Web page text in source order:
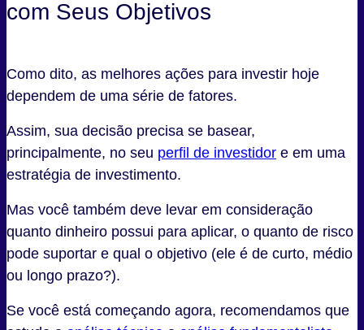
com Seus Objetivos
Como dito, as melhores ações para investir hoje
dependem de uma série de fatores.
Assim, sua decisão precisa se basear,
principalmente, no seu perfil de investidor e em uma
estratégia de investimento.
Mas você também deve levar em consideração
quanto dinheiro possui para aplicar, o quanto de risco
pode suportar e qual o objetivo (ele é de curto, médio
ou longo prazo?).
Se você está começando agora, recomendamos que